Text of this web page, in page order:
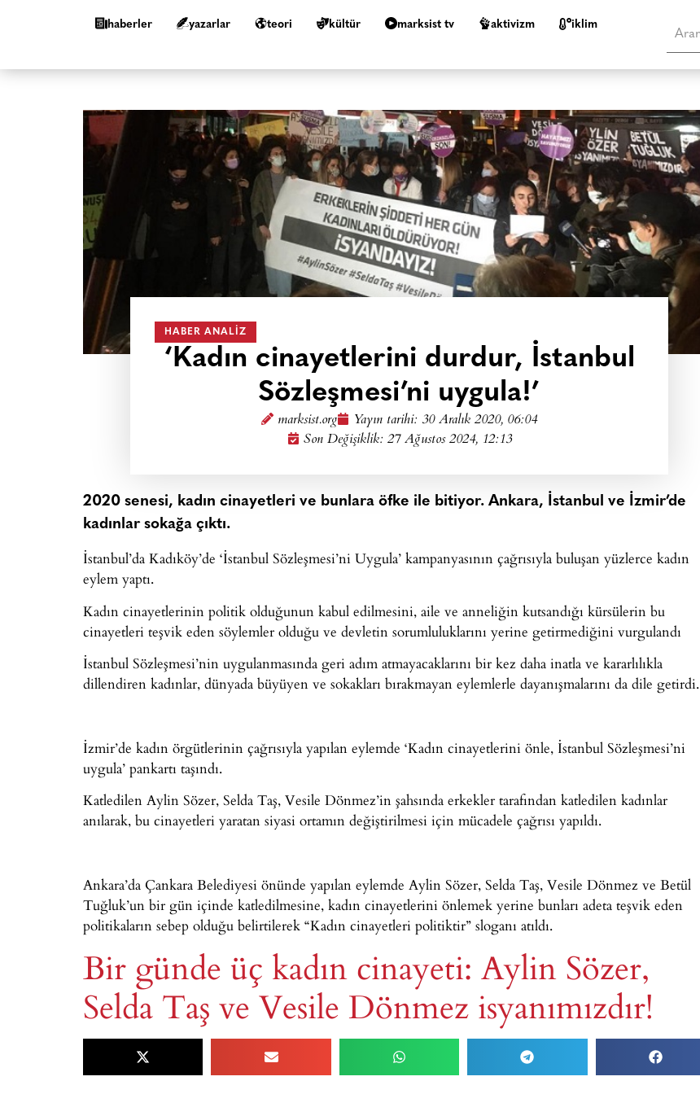
haberler yazarlar teori kültür marksist tv aktivizm i̇klim
HABER ANALIZ
‘Kadın cinayetlerini durdur, İstanbul
Sözleşmesi’ni uygula!’
marksist.org Yayın tarihi: 30 Aralık 2020, 06:04
Son Değişiklik: 27 Ağustos 2024, 12:13
2020 senesi, kadın cinayetleri ve bunlara öfke ile bitiyor. Ankara, İstanbul ve İzmir’de
kadınlar sokağa çıktı.
İstanbul’da Kadıköy’de ‘İstanbul Sözleşmesi’ni Uygula’ kampanyasının çağrısıyla buluşan yüzlerce kadın
eylem yaptı.
Kadın cinayetlerinin politik olduğunun kabul edilmesini, aile ve anneliğin kutsandığı kürsülerin bu
cinayetleri teşvik eden söylemler olduğu ve devletin sorumluluklarını yerine getirmediğini vurgulandı
İstanbul Sözleşmesi’nin uygulanmasında geri adım atmayacaklarını bir kez daha inatla ve kararlılıkla
dillendiren kadınlar, dünyada büyüyen ve sokakları bırakmayan eylemlerle dayanışmalarını da dile getirdi.
İzmir’de kadın örgütlerinin çağrısıyla yapılan eylemde ‘Kadın cinayetlerini önle, İstanbul Sözleşmesi’ni
uygula’ pankartı taşındı.
Katledilen Aylin Sözer, Selda Taş, Vesile Dönmez’in şahsında erkekler tarafından katledilen kadınlar
anılarak, bu cinayetleri yaratan siyasi ortamın değiştirilmesi için mücadele çağrısı yapıldı.
Ankara’da Çankara Belediyesi önünde yapılan eylemde Aylin Sözer, Selda Taş, Vesile Dönmez ve Betül
Tuğluk’un bir gün içinde katledilmesine, kadın cinayetlerini önlemek yerine bunları adeta teşvik eden
politikaların sebep olduğu belirtilerek “Kadın cinayetleri politiktir” sloganı atıldı.
Bir günde üç kadın cinayeti: Aylin Sözer,
Selda Taş ve Vesile Dönmez isyanımızdır!